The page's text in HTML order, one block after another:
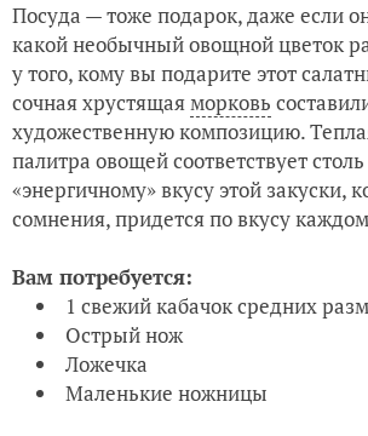
Посуда — тоже подарок, даже если
какой необычный овощной цветок
у того, кому вы подарите этот
сочная хрустящаяморковь
художественную композицию.
палитра овощей соответствует
«энергичному» вкусу этой закуски,
сомнения, придется по вкусу
Вам потребуется:
1 свежий кабачок средних
Острый нож
Ложечка
Маленькие ножницы